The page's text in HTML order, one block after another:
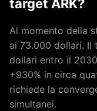
target ARK?
Al momento della
ai 73.000 dollari. Il
dollari entro il
+930% in circa
richiede la
simultanei.